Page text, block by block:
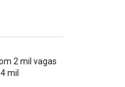
2 mil vagas
mil